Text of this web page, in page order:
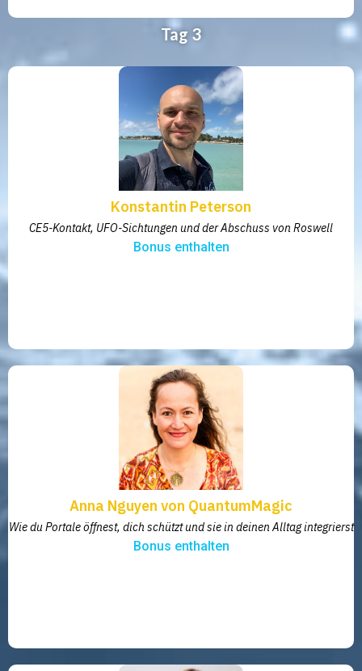
Tag 3
Konstantin Peterson
CE5-Kontakt, UFO-Sichtungen und der Abschuss von Roswell
Bonus enthalten
Anna Nguyen von QuantumMagic
Wie du Portale öffnest, dich schützt und sie in deinen Alltag integrierst
Bonus enthalten